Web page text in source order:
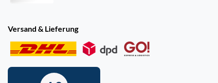
Versand & Lieferung